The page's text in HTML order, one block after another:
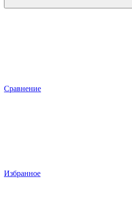
Сравнение
Избранное